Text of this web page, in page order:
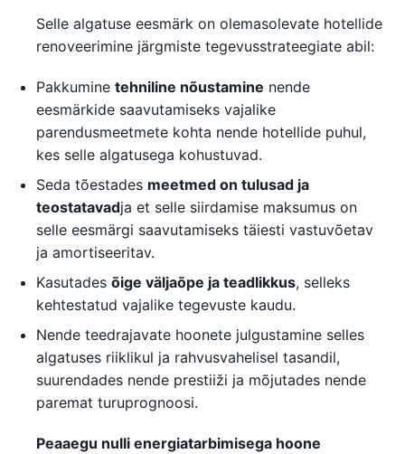
Selle algatuse eesmärk on olemasolevate hotellide
renoveerimine järgmiste tegevusstrateegiate abil:
Pakkumine tehniline nõustamine nende
eesmärkide saavutamiseks vajalike
parendusmeetmete kohta nende hotellide puhul,
kes selle algatusega kohustuvad.
Seda tõestades meetmed on tulusad ja
teostatavadja et selle siirdamise maksumus on
selle eesmärgi saavutamiseks täiesti vastuvõetav
ja amortiseeritav.
Kasutades õige väljaõpe ja teadlikkus, selleks
kehtestatud vajalike tegevuste kaudu.
Nende teedrajavate hoonete julgustamine selles
algatuses riiklikul ja rahvusvahelisel tasandil,
suurendades nende prestiiži ja mõjutades nende
paremat turuprognoosi.
Peaaegu nulli energiatarbimisega hoone